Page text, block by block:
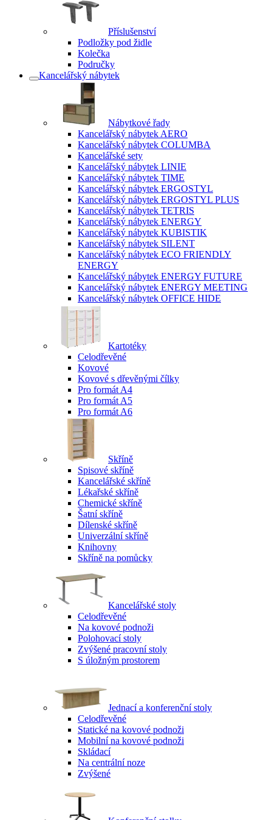
Příslušenství
Podložky pod židle
Kolečka
Područky
Kancelářský nábytek
Nábytkové řady
Kancelářský nábytek AERO
Kancelářský nábytek COLUMBA
Kancelářské sety
Kancelářský nábytek LINIE
Kancelářský nábytek TIME
Kancelářský nábytek ERGOSTYL
Kancelářský nábytek ERGOSTYL PLUS
Kancelářský nábytek TETRIS
Kancelářský nábytek ENERGY
Kancelářský nábytek KUBISTIK
Kancelářský nábytek SILENT
Kancelářský nábytek ECO FRIENDLY
ENERGY
Kancelářský nábytek ENERGY FUTURE
Kancelářský nábytek ENERGY MEETING
Kancelářský nábytek OFFICE HIDE
Kartotéky
Celodřevěné
Kovové
Kovové s dřevěnými čílky
Pro formát A4
Pro formát A5
Pro formát A6
Skříně
Spisové skříně
Kancelářské skříně
Lékařské skříně
Chemické skříně
Šatní skříně
Dílenské skříně
Univerzální skříně
Knihovny
Skříně na pomůcky
Kancelářské stoly
Celodřevěné
Na kovové podnoži
Polohovací stoly
Zvýšené pracovní stoly
S úložným prostorem
Jednací a konferenční stoly
Celodřevěné
Statické na kovové podnoži
Mobilní na kovové podnoži
Skládací
Na centrální noze
Zvýšené